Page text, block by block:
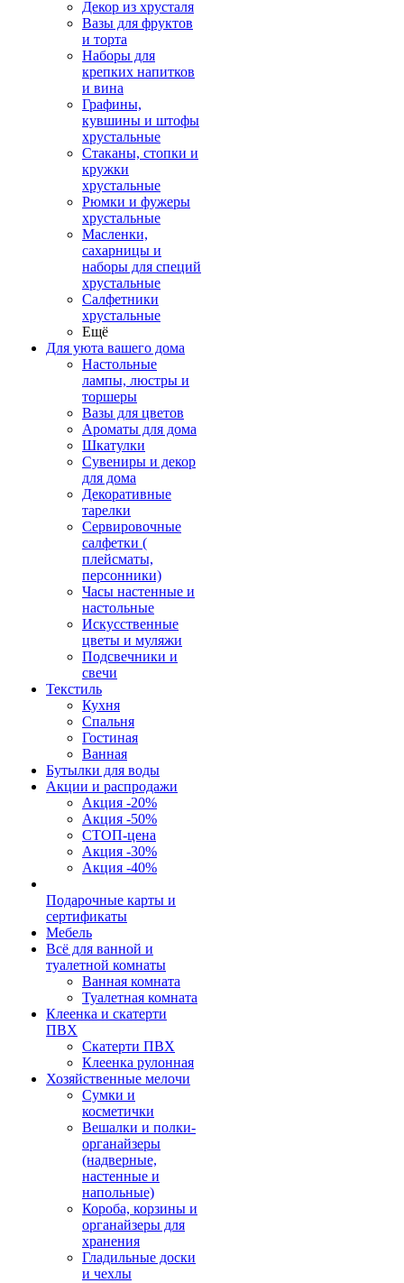
Декор из хрусталя
Вазы для фруктов
и торта
Наборы для
крепких напитков
и вина
Графины,
кувшины и штофы
хрустальные
Стаканы, стопки и
кружки
хрустальные
Рюмки и фужеры
хрустальные
Масленки,
сахарницы и
наборы для специй
хрустальные
Салфетники
хрустальные
Ещё
Для уюта вашего дома
Настольные
лампы, люстры и
торшеры
Вазы для цветов
Ароматы для дома
Шкатулки
Сувениры и декор
для дома
Декоративные
тарелки
Сервировочные
салфетки (
плейсматы,
персонники)
Часы настенные и
настольные
Искусственные
цветы и муляжи
Подсвечники и
свечи
Текстиль
Кухня
Спальня
Гостиная
Ванная
Бутылки для воды
Акции и распродажи
Акция -20%
Акция -50%
СТОП-цена
Акция -30%
Акция -40%
Подарочные карты и
сертификаты
Мебель
Всё для ванной и
туалетной комнаты
Ванная комната
Туалетная комната
Клеенка и скатерти
ПВХ
Скатерти ПВХ
Клеенка рулонная
Хозяйственные мелочи
Сумки и
косметички
Вешалки и полки-
органайзеры
(надверные,
настенные и
напольные)
Короба, корзины и
органайзеры для
хранения
Гладильные доски
и чехлы